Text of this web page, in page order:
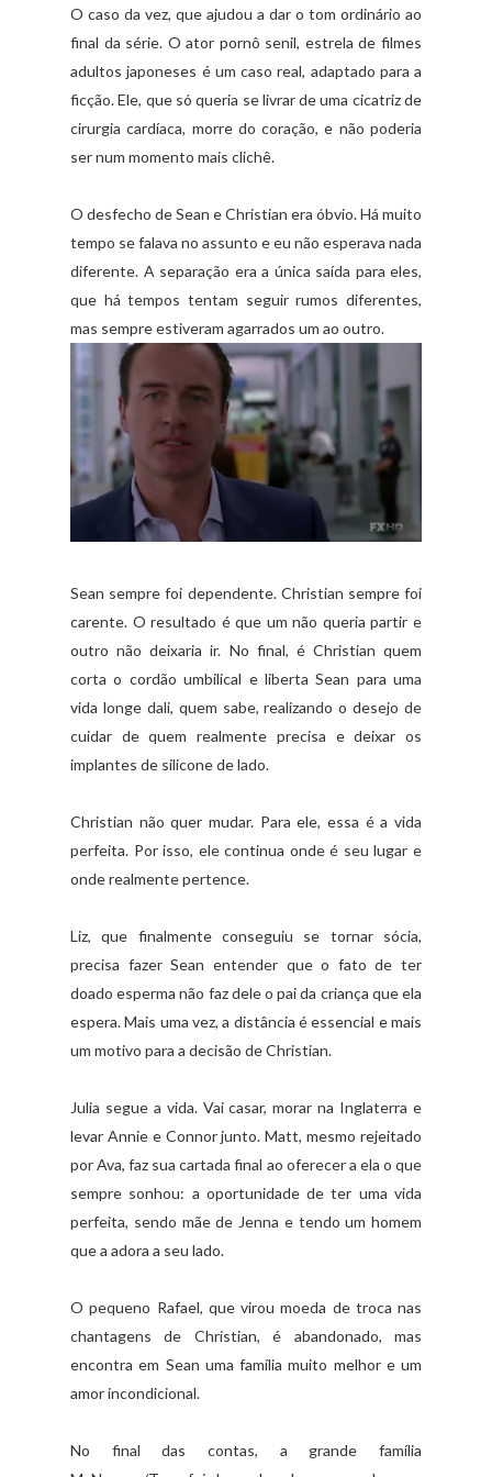
O caso da vez, que ajudou a dar o tom ordinário ao
final da série. O ator pornô senil, estrela de filmes
adultos japoneses é um caso real, adaptado para a
ficção. Ele, que só queria se livrar de uma cicatriz de
cirurgia cardíaca, morre do coração, e não poderia
ser num momento mais clichê.
O desfecho de Sean e Christian era óbvio. Há muito
tempo se falava no assunto e eu não esperava nada
diferente. A separação era a única saída para eles,
que há tempos tentam seguir rumos diferentes,
mas sempre estiveram agarrados um ao outro.
Sean sempre foi dependente. Christian sempre foi
carente. O resultado é que um não queria partir e
outro não deixaria ir. No final, é Christian quem
corta o cordão umbilical e liberta Sean para uma
vida longe dali, quem sabe, realizando o desejo de
cuidar de quem realmente precisa e deixar os
implantes de silicone de lado.
Christian não quer mudar. Para ele, essa é a vida
perfeita. Por isso, ele continua onde é seu lugar e
onde realmente pertence.
Liz, que finalmente conseguiu se tornar sócia,
precisa fazer Sean entender que o fato de ter
doado esperma não faz dele o pai da criança que ela
espera. Mais uma vez, a distância é essencial e mais
um motivo para a decisão de Christian.
Julia segue a vida. Vai casar, morar na Inglaterra e
levar Annie e Connor junto. Matt, mesmo rejeitado
por Ava, faz sua cartada final ao oferecer a ela o que
sempre sonhou: a oportunidade de ter uma vida
perfeita, sendo mãe de Jenna e tendo um homem
que a adora a seu lado.
O pequeno Rafael, que virou moeda de troca nas
chantagens de Christian, é abandonado, mas
encontra em Sean uma família muito melhor e um
amor incondicional.
No final das contas, a grande família